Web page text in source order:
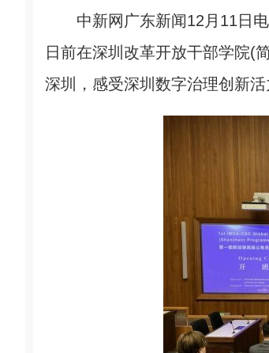
中新网广东新闻12月11日电
日前在深圳改革开放干部学院(
深圳，感受深圳数字治理创新